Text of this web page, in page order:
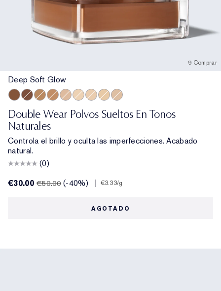
9 Comprar
Deep Soft Glow
Double Wear Polvos Sueltos En Tonos
Naturales
Controla el brillo y oculta las imperfecciones. Acabado
natural.
(0)
€30.00€50.00 (-40%) €3.33/g
AGOTADO